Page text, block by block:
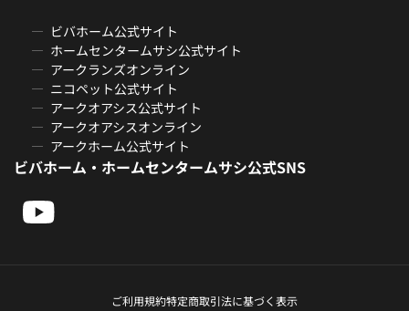
ビバホーム公式サイト
ホームセンタームサシ公式サイト
アークランズオンライン
ニコペット公式サイト
アークオアシス公式サイト
アークオアシスオンライン
アークホーム公式サイト
ビバホーム・ホームセンタームサシ公式SNS
ご利用規約特定商取引法に基づく表示